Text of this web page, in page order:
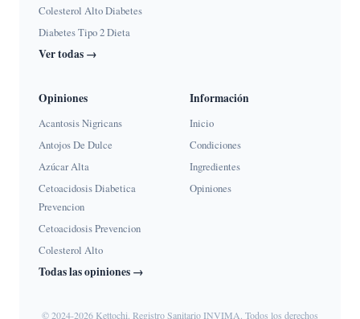
Colesterol Alto Diabetes
Diabetes Tipo 2 Dieta
Ver todas →
Opiniones
Acantosis Nigricans
Antojos De Dulce
Azúcar Alta
Cetoacidosis Diabetica
Prevencion
Cetoacidosis Prevencion
Colesterol Alto
Todas las opiniones →
Información
Inicio
Condiciones
Ingredientes
Opiniones
© 2024-2026 Kettochi. Registro Sanitario INVIMA. Todos los derechos